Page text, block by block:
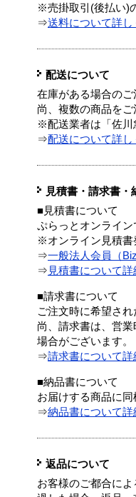
※売掛取引(後払い)
⇒送料について詳し
配送について
在庫がある場合の
尚、複数の商品を
※配送業者は「佐川
⇒配送について詳し
見積書・請求書・
■見積書について
ぷらっとオンライン
※オンライン見積書
⇒一般法人会員（
⇒ 見積書について詳
■請求書について
ご注文時に希望さ
尚、請求書は、営
場合がございます。
⇒請求書について詳
■納品書について
お届けする商品に同
⇒納品書について詳
返品について
お客様のご都合に